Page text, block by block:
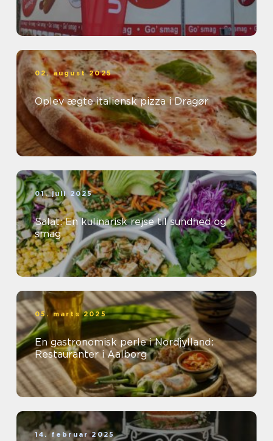
02. august 2025
Oplev ægte italiensk pizza i Dragør
01. juli 2025
Salat: En kulinarisk rejse til sundhed og
smag
05. marts 2025
En gastronomisk perle i Nordjylland:
Restauranter i Aalborg
14. februar 2025